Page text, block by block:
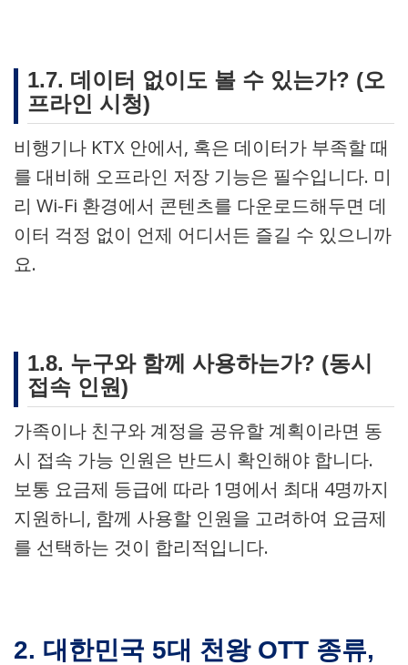
1.7. 데이터 없이도 볼 수 있는가? (오
프라인 시청)
비행기나 KTX 안에서, 혹은 데이터가 부족할 때
를 대비해 오프라인 저장 기능은 필수입니다. 미
리 Wi-Fi 환경에서 콘텐츠를 다운로드해두면 데
이터 걱정 없이 언제 어디서든 즐길 수 있으니까
요.
1.8. 누구와 함께 사용하는가? (동시
접속 인원)
가족이나 친구와 계정을 공유할 계획이라면 동
시 접속 가능 인원은 반드시 확인해야 합니다.
보통 요금제 등급에 따라 1명에서 최대 4명까지
지원하니, 함께 사용할 인원을 고려하여 요금제
를 선택하는 것이 합리적입니다.
2. 대한민국 5대 천왕 OTT 종류,